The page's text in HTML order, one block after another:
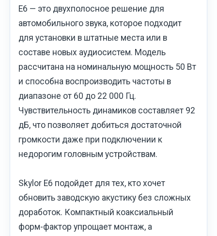
E6 — это двухполосное решение для
автомобильного звука, которое подходит
для установки в штатные места или в
составе новых аудиосистем. Модель
рассчитана на номинальную мощность 50 Вт
и способна воспроизводить частоты в
диапазоне от 60 до 22 000 Гц.
Чувствительность динамиков составляет 92
дБ, что позволяет добиться достаточной
громкости даже при подключении к
недорогим головным устройствам.
Skylor E6 подойдет для тех, кто хочет
обновить заводскую акустику без сложных
доработок. Компактный коаксиальный
форм-фактор упрощает монтаж, а